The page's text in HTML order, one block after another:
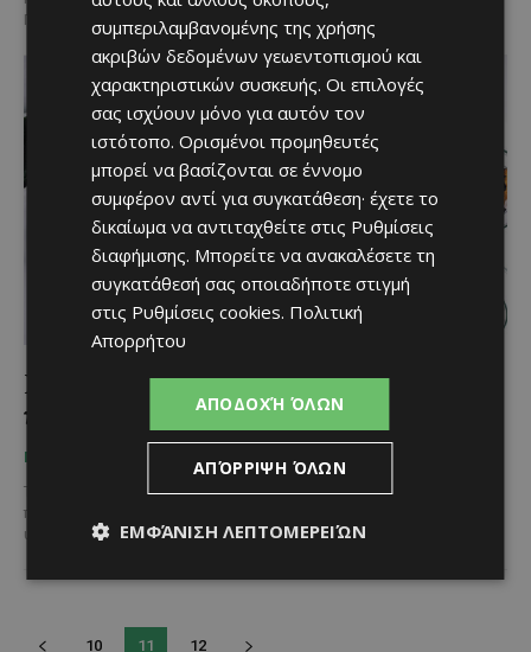
Πώς τα καταφέρνει; Με αληθινό La...
Εσείς ξέρετε που μπορείτε να φάτε το
καλύτερο Steak στη Λεμεσό;
ΠΟΥ ΝΑ ΦΑΣ
Το φημισμένο Wolfgang’s Steakhouse της Νέας Υόρκης άνοιξε τις
πόρτες του στην παραλιακή λεωφόρο της Λεμεσού και
υποσχέθηκε να κατακτήσει τους απανταχού λάτρεις του...
10 11 12
συμπεριλαμβανομένης της χρήσης
ακριβών δεδομένων γεωεντοπισμού και
χαρακτηριστικών συσκευής. Οι επιλογές
σας ισχύουν μόνο για αυτόν τον
ιστότοπο. Ορισμένοι προμηθευτές
μπορεί να βασίζονται σε έννομο
συμφέρον αντί για συγκατάθεση· έχετε το
δικαίωμα να αντιταχθείτε στις Ρυθμίσεις
διαφήμισης. Μπορείτε να ανακαλέσετε τη
συγκατάθεσή σας οποιαδήποτε στιγμή
στις Ρυθμίσεις cookies. Πολιτική
Απορρήτου
ΑΠΟΔΟΧΉ ΌΛΩΝ
ΑΠΌΡΡΙΨΗ ΌΛΩΝ
ΕΜΦΆΝΙΣΗ ΛΕΠΤΟΜΕΡΕΙΏΝ